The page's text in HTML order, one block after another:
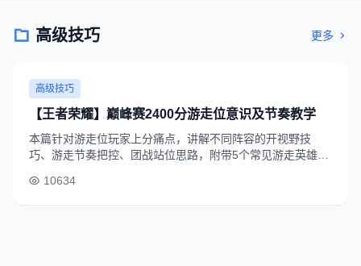
高级技巧 更多
高级技巧
【王者荣耀】巅峰赛2400分游走位意识及节奏教学
本篇针对游走位玩家上分痛点，讲解不同阵容的开视野技
巧、游走节奏把控、团战站位思路，附带5个常见游走英雄的
10634